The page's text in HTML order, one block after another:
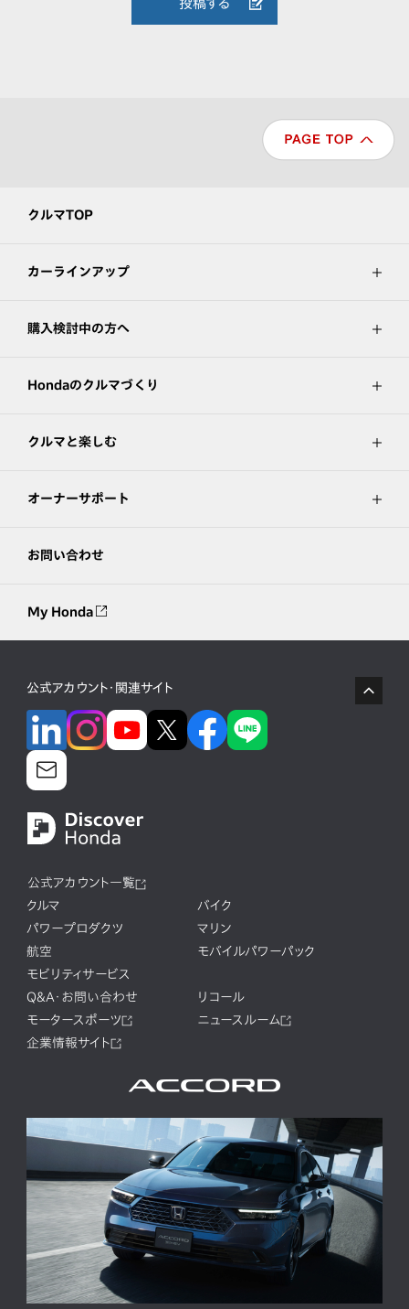
投稿する
クルマTOP
カーラインアップ
購入検討中の方へ
Hondaのクルマづくり
クルマと楽しむ
オーナーサポート
お問い合わせ
My Honda
公式アカウント・関連サイト
公式アカウント一覧
クルマ
バイク
パワープロダクツ
マリン
航空
モバイルパワーパック
モビリティサービス
Q&A・お問い合わせ
リコール
モータースポーツ
ニュースルーム
企業情報サイト